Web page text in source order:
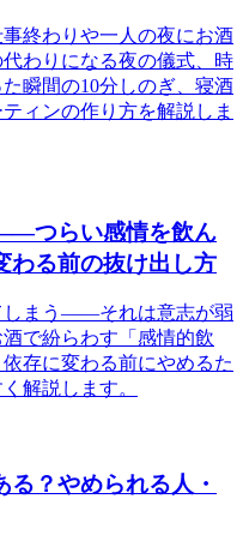
終わりや一人の夜にお酒
わりになる夜の儀式、時
瞬間の10分しのぎ、寝酒
ィンの作り方を解説しま
つらい感情を飲ん
わる前の抜け出し方
しまう——それは意志が弱
で紛らわす「感情的飲
存に変わる前にやめるた
解説します。
？やめられる人・